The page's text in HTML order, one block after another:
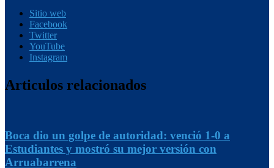
Sitio web
Facebook
Twitter
YouTube
Instagram
Articulos relacionados
Boca dio un golpe de autoridad: venció 1-0 a
Estudiantes y mostró su mejor versión con
Arruabarrena